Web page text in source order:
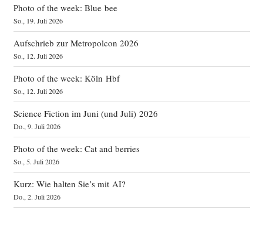
Photo of the week: Blue bee
So., 19. Juli 2026
Aufschrieb zur Metropolcon 2026
So., 12. Juli 2026
Photo of the week: Köln Hbf
So., 12. Juli 2026
Science Fiction im Juni (und Juli) 2026
Do., 9. Juli 2026
Photo of the week: Cat and berries
So., 5. Juli 2026
Kurz: Wie halten Sie’s mit AI?
Do., 2. Juli 2026